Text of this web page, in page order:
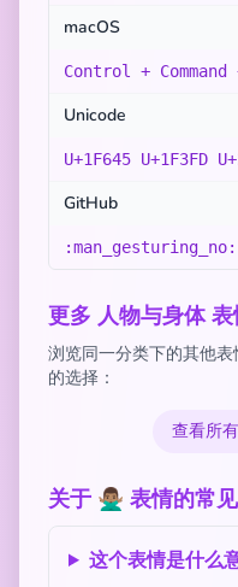
macOS
Control + Command
Unicode
U+1F645 U+1F3FD
GitHub
:man_gesturing_no:
更多 人物与身体
浏览同一分类下的其他表
的选择：
查看所
关于 🙅🏽‍♂️ 表情的常
这个表情是什么